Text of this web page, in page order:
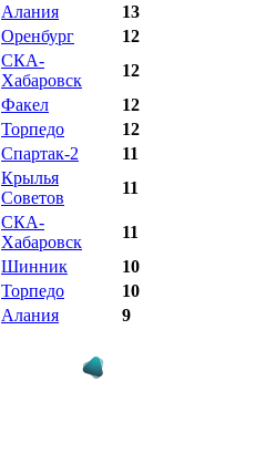
Алания
13
Оренбург
12
СКА-
Хабаровск
12
Факел
12
Торпедо
12
Спартак-2
11
Крылья
Советов
11
СКА-
Хабаровск
11
Шинник
10
Торпедо
10
Алания 9